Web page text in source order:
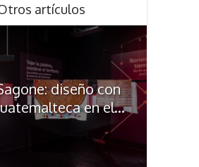
artículos
diseño con
en el...